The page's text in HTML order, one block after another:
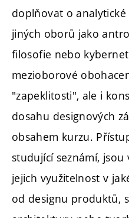
doplňovat o
jiných oborů jako
filosofie nebo
mezioborové
"zapeklitosti", ale i
dosahu designových
obsahem kurzu.
studující seznámí,
jejich využitelnost v
od designu produktů,